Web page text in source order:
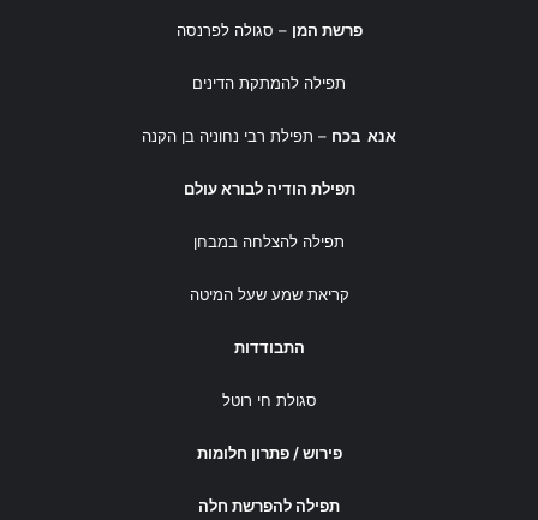
פרשת המן – סגולה לפרנסה
תפילה להמתקת הדינים
אנא בכח – תפילת רבי נחוניה בן הקנה
תפילת הודיה לבורא עולם
תפילה להצלחה במבחן
קריאת שמע שעל המיטה
התבודדות
סגולת חי רוטל
פירוש / פתרון חלומות
תפילה להפרשת חלה